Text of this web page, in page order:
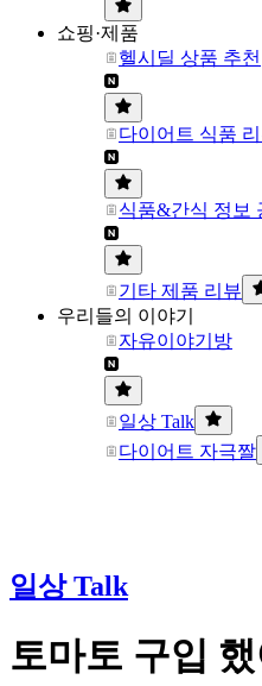
쇼핑·제품
헬시딜 상품 추천
다이어트 식품
식품&간식 정보
기타 제품 리뷰
우리들의 이야기
자유이야기방
일상 Talk
다이어트 자극짤
일상 Talk
토마토 구입